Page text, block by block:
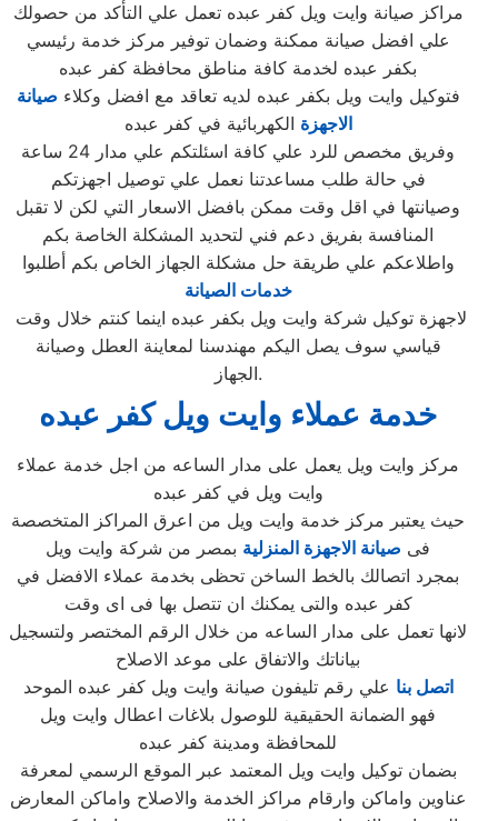
مراكز صيانة وايت ويل كفر عبده تعمل علي التأكد من حصولك
علي افضل صيانة ممكنة وضمان توفير مركز خدمة رئيسي
بكفر عبده لخدمة كافة مناطق محافظة كفر عبده
فتوكيل وايت ويل بكفر عبده لديه تعاقد مع افضل وكلاء صيانة
الاجهزة الكهربائية في كفر عبده
وفريق مخصص للرد علي كافة اسئلتكم علي مدار 24 ساعة
في حالة طلب مساعدتنا نعمل علي توصيل اجهزتكم
وصيانتها في اقل وقت ممكن بافضل الاسعار التي لكن لا تقبل
المنافسة بفريق دعم فني لتحديد المشكلة الخاصة بكم
واطلاعكم علي طريقة حل مشكلة الجهاز الخاص بكم أطلبوا
خدمات الصيانة
قياسي سوف يصل اليكم مهندسنا لمعاينة العطل وصيانة
الجهاز.
خدمة عملاء وايت ويل كفر عبده
مركز وايت ويل يعمل على مدار الساعه من اجل خدمة عملاء
وايت ويل في كفر عبده
حيث يعتبر مركز خدمة وايت ويل من اعرق المراكز المتخصصة
فى صيانة الاجهزة المنزلية بمصر من شركة وايت ويل
بمجرد اتصالك بالخط الساخن تحظى بخدمة عملاء الافضل في
كفر عبده والتى يمكنك ان تتصل بها فى اى وقت
لانها تعمل على مدار الساعه من خلال الرقم المختصر ولتسجيل
بياناتك والاتفاق على موعد الاصلاح
اتصل بنا علي رقم تليفون صيانة وايت ويل كفر عبده الموحد
فهو الضمانة الحقيقية للوصول بلاغات اعطال وايت ويل
للمحافظة ومدينة كفر عبده
بضمان توكيل وايت ويل المعتمد عبر الموقع الرسمي لمعرفة
عناوين واماكن وارقام مراكز الخدمة والاصلاح واماكن المعارض